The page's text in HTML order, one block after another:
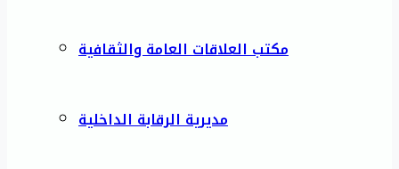
مكتب العلاقات العامة والثقافية
مديرية الرقابة الداخلية